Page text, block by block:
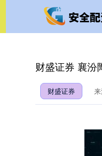
财盛证券 襄汾
财盛证券